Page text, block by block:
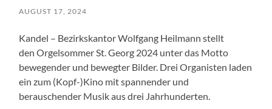
AUGUST 17, 2024
Kandel – Bezirkskantor Wolfgang Heilmann stellt
den Orgelsommer St. Georg 2024 unter das Motto
bewegender und bewegter Bilder. Drei Organisten laden
ein zum (Kopf-)Kino mit spannender und
berauschender Musik aus drei Jahrhunderten.